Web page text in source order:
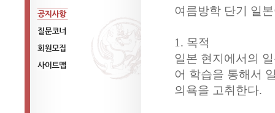
공지사항
질문코너
회원모집
여름방학 단기 일
1. 목적
일본 현지에서의
어 학습을 통해서
의욕을 고취한다.